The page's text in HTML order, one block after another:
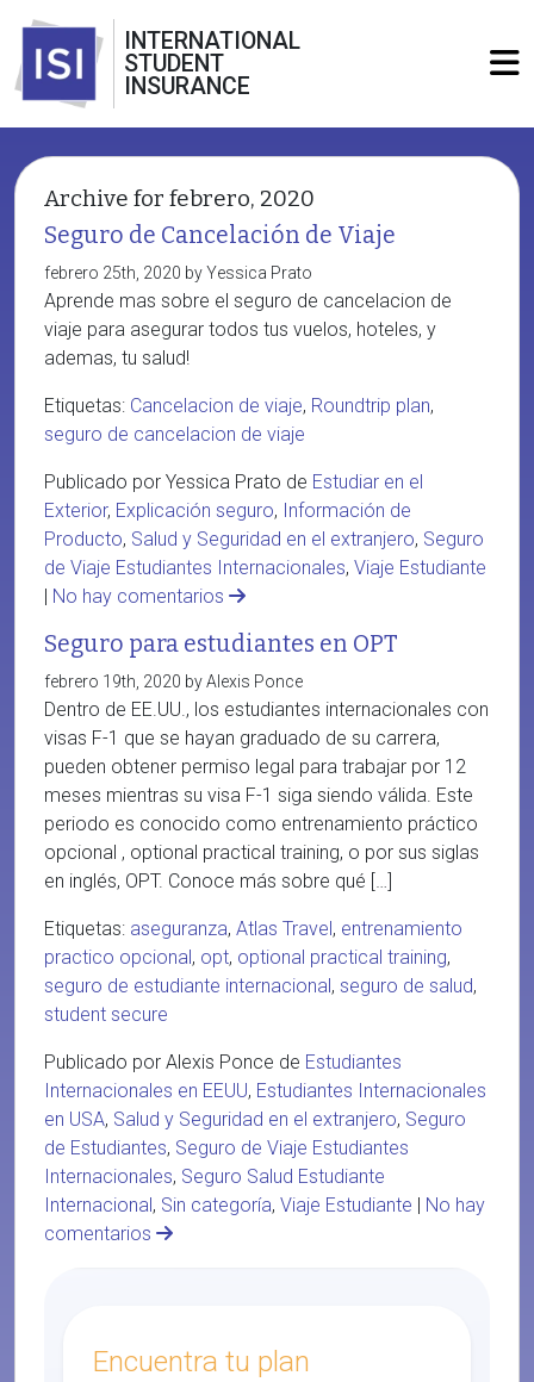
INTERNATIONAL
STUDENT
INSURANCE
Archive for febrero, 2020
Seguro de Cancelación de Viaje
febrero 25th, 2020 by Yessica Prato
Aprende mas sobre el seguro de cancelacion de
viaje para asegurar todos tus vuelos, hoteles, y
ademas, tu salud!
Etiquetas: Cancelacion de viaje, Roundtrip plan,
seguro de cancelacion de viaje
Publicado por Yessica Prato de Estudiar en el
Exterior, Explicación seguro, Información de
Producto, Salud y Seguridad en el extranjero, Seguro
de Viaje Estudiantes Internacionales, Viaje Estudiante
| No hay comentarios
Seguro para estudiantes en OPT
febrero 19th, 2020 by Alexis Ponce
Dentro de EE.UU., los estudiantes internacionales con
visas F-1 que se hayan graduado de su carrera,
pueden obtener permiso legal para trabajar por 12
meses mientras su visa F-1 siga siendo válida. Este
periodo es conocido como entrenamiento práctico
opcional , optional practical training, o por sus siglas
en inglés, OPT. Conoce más sobre qué […]
Etiquetas: aseguranza, Atlas Travel, entrenamiento
practico opcional, opt, optional practical training,
seguro de estudiante internacional, seguro de salud,
student secure
Publicado por Alexis Ponce de Estudiantes
Internacionales en EEUU, Estudiantes Internacionales
en USA, Salud y Seguridad en el extranjero, Seguro
de Estudiantes, Seguro de Viaje Estudiantes
Internacionales, Seguro Salud Estudiante
Internacional, Sin categoría, Viaje Estudiante | No hay
comentarios
Encuentra tu plan